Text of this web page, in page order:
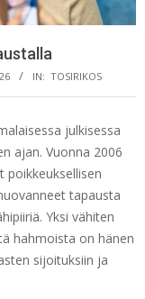
IN: TOSIRIKOS
julkisessa
ajan. Vuonna 2006
poikkeuksellisen
tapausta
Yksi vähiten
hahmoista on hänen
sijoituksiin ja